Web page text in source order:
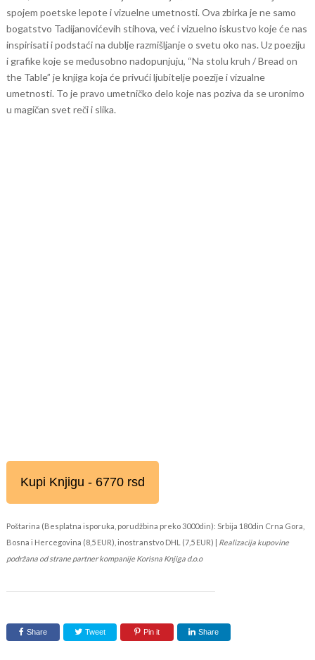
spojem poetske lepote i vizuelne umetnosti. Ova zbirka je ne samo
bogatstvo Tadijanovićevih stihova, već i vizuelno iskustvo koje će nas
inspirisati i podstaći na dublje razmišljanje o svetu oko nas. Uz poeziju
i grafike koje se međusobno nadopunjuju, “Na stolu kruh / Bread on
the Table” je knjiga koja će privući ljubitelje poezije i vizualne
umetnosti. To je pravo umetničko delo koje nas poziva da se uronimo
u magičan svet reči i slika.
Kupi Knjigu - 6770 rsd
Poštarina (Besplatna isporuka, porudžbina preko 3000din): Srbija 180din Crna Gora,
Bosna i Hercegovina (8,5 EUR), inostranstvo DHL (7,5 EUR) | Realizacija kupovine
podržana od strane partner kompanije Korisna Knjiga d.o.o
Share Tweet Pin it Share